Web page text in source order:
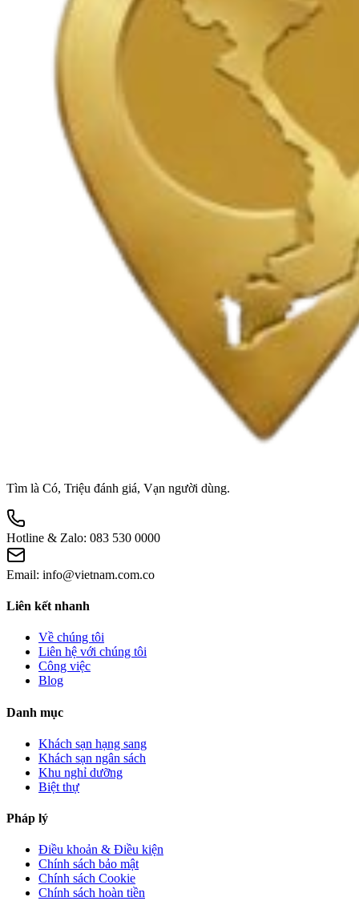
Tìm là Có, Triệu đánh giá, Vạn người dùng.
Hotline & Zalo: 083 530 0000
Email: info@vietnam.com.co
Liên kết nhanh
Về chúng tôi
Liên hệ với chúng tôi
Công việc
Blog
Danh mục
Khách sạn hạng sang
Khách sạn ngân sách
Khu nghỉ dưỡng
Biệt thự
Pháp lý
Điều khoản & Điều kiện
Chính sách bảo mật
Chính sách Cookie
Chính sách hoàn tiền